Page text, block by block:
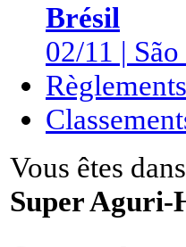
Brésil
02/11 |
Règlements
Vous êtes
Super Aguri-